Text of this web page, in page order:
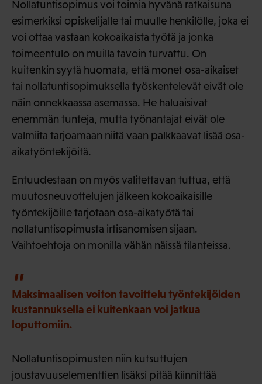
Nollatuntisopimus voi toimia hyvänä ratkaisuna
esimerkiksi opiskelijalle tai muulle henkilölle, joka ei
voi ottaa vastaan kokoaikaista työtä ja jonka
toimeentulo on muilla tavoin turvattu. On
kuitenkin syytä huomata, että monet osa-aikaiset
tai nollatuntisopimuksella työskentelevät eivät ole
näin onnekkaassa asemassa. He haluaisivat
enemmän tunteja, mutta työnantajat eivät ole
valmiita tarjoamaan niitä vaan palkkaavat lisää osa-
aikatyöntekijöitä.
Entuudestaan on myös valitettavan tuttua, että
muutosneuvottelujen jälkeen kokoaikaisille
työntekijöille tarjotaan osa-aikatyötä tai
nollatuntisopimusta irtisanomisen sijaan.
Vaihtoehtoja on monilla vähän näissä tilanteissa.
Maksimaalisen voiton tavoittelu työntekijöiden
kustannuksella ei kuitenkaan voi jatkua
loputtomiin.
Nollatuntisopimusten niin kutsuttujen
joustavuuselementtien lisäksi pitää kiinnittää